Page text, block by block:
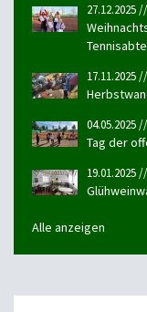
27.12.2025
17.11.2025
04.05.2025
Tag der
19.01.2025
Alle anzeigen